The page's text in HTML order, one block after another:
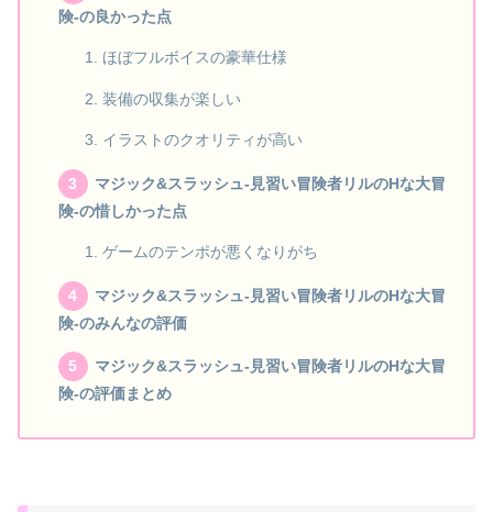
険-の良かった点
ほぼフルボイスの豪華仕様
装備の収集が楽しい
イラストのクオリティが高い
マジック&スラッシュ-見習い冒険者リルのHな大冒
険-の惜しかった点
ゲームのテンポが悪くなりがち
マジック&スラッシュ-見習い冒険者リルのHな大冒
険-のみんなの評価
マジック&スラッシュ-見習い冒険者リルのHな大冒
険-の評価まとめ